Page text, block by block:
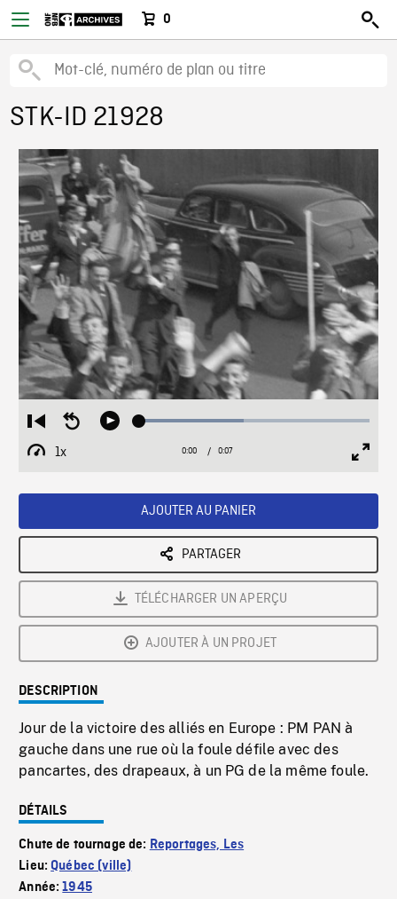
0
STK-ID 21928
Restart
from
beginning
Seek
Play Loaded:
1x
Playback
Current
0:00 / Duration
0:07
AJOUTER AU PANIER
PARTAGER
TÉLÉCHARGER UN APERÇU
AJOUTER À UN PROJET
DESCRIPTION
Jour de la victoire des alliés en Europe : PM PAN à
gauche dans une rue où la foule défile avec des
pancartes, des drapeaux, à un PG de la même foule.
DÉTAILS
Chute de tournage de: Reportages, Les
Lieu:Québec (ville)
Année:1945